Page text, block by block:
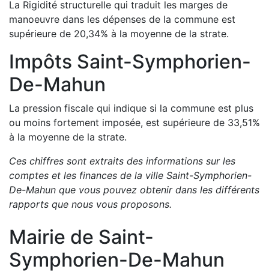
La Rigidité structurelle qui traduit les marges de
manoeuvre dans les dépenses de la commune est
supérieure de 20,34% à la moyenne de la strate.
Impôts Saint-Symphorien-
De-Mahun
La pression fiscale qui indique si la commune est plus
ou moins fortement imposée, est supérieure de 33,51%
à la moyenne de la strate.
Ces chiffres sont extraits des informations sur les
comptes et les finances de la ville Saint-Symphorien-
De-Mahun que vous pouvez obtenir dans les différents
rapports que nous vous proposons.
Mairie de Saint-
Symphorien-De-Mahun